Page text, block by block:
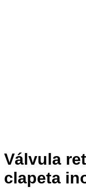
Válvula
clapeta